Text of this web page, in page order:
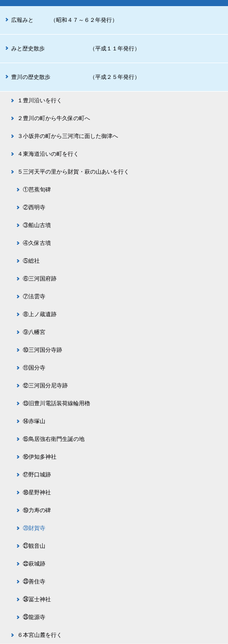
広報みと （昭和４７～６２年発行）
みと歴史散歩 （平成１１年発行）
豊川の歴史散歩 （平成２５年発行）
１豊川沿いを行く
２豊川の町から牛久保の町へ
３小坂井の町から三河湾に面した御津へ
４東海道沿いの町を行く
５三河天平の里から財賀・萩の山あいを行く
①芭蕉旬碑
②西明寺
③船山古墳
④久保古墳
⑤総社
⑥三河国府跡
⑦法雲寺
⑧上ノ蔵遺跡
⑨八幡宮
⑩三河国分寺跡
⑪国分寺
⑫三河国分尼寺跡
⑬旧豊川電話装荷線輪用櫓
⑭赤塚山
⑮鳥居強右衛門生誕の地
⑯伊知多神社
⑰野口城跡
⑱星野神社
⑲力寿の碑
⑳財賀寺
㉑観音山
㉒萩城跡
㉓善住寺
㉔冨士神社
㉕龍源寺
６本宮山麓を行く